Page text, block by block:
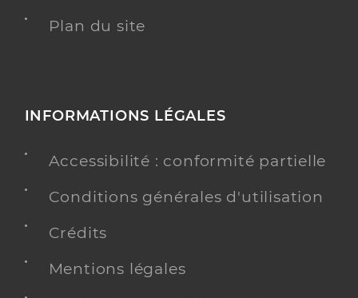
Plan du site
INFORMATIONS LÉGALES
Accessibilité : conformité partielle
Conditions générales d'utilisation
Crédits
Mentions légales